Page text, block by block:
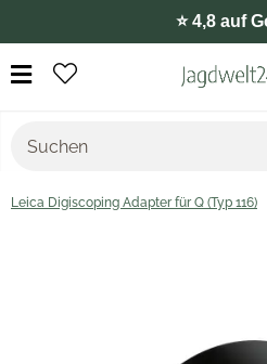
⭐️ 4,8 auf
Leica Digiscoping Adapter für Q (Typ 116)